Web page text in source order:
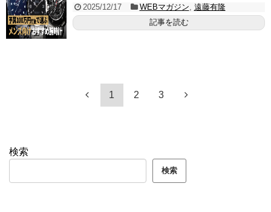
2025/12/17 WEBマガジン, 遠藤有隆
記事を読む
1 2 3
検索
検索